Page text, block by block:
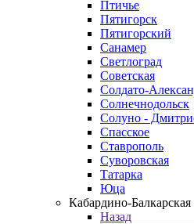
Птичье
Пятигорск
Пятигорский
Санамер
Светлоград
Советская
Солдато-
Солнечнодольск
Солуно -
Спасское
Ставрополь
Суворовская
Татарка
Юца
Назад